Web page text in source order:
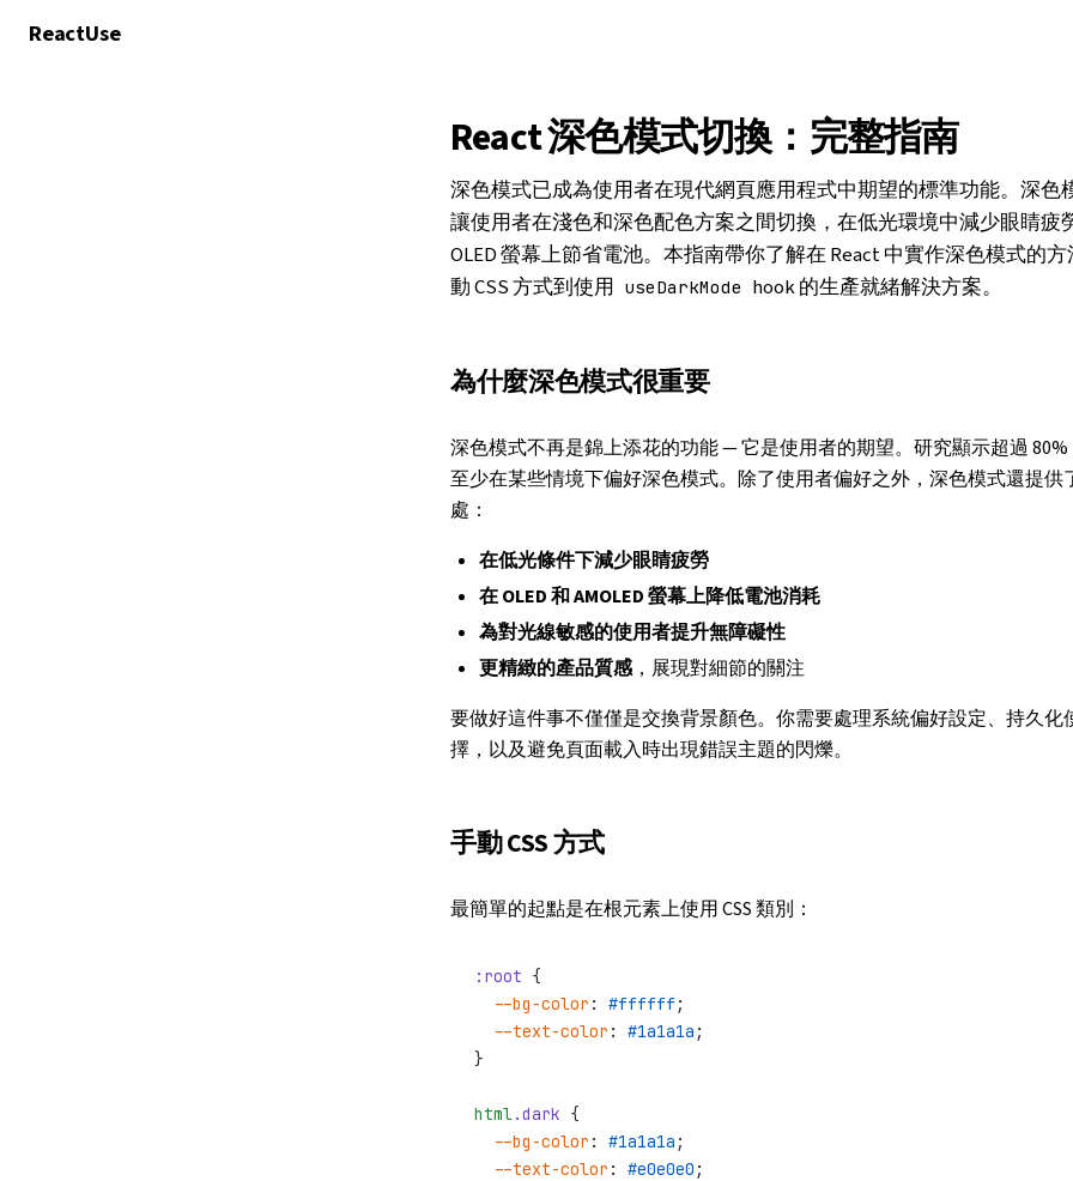
ReactUse
React 深色模式切換：完整指南
深色模式已成為使用者在現代網頁應用程式中期望的標準功能。深色
讓使用者在淺色和深色配色方案之間切換，在低光環境中減少眼睛疲
OLED 螢幕上節省電池。本指南帶你了解在 React 中實作深色模式的
動 CSS 方式到使用 useDarkMode hook 的生產就緒解決方案。
為什麼深色模式很重要
深色模式不再是錦上添花的功能 — 它是使用者的期望。研究顯示超過
至少在某些情境下偏好深色模式。除了使用者偏好之外，深色模式還提供
處：
在低光條件下減少眼睛疲勞
在 OLED 和 AMOLED 螢幕上降低電池消耗
為對光線敏感的使用者提升無障礙性
更精緻的產品質感，展現對細節的關注
要做好這件事不僅僅是交換背景顏色。你需要處理系統偏好設定、持久化
擇，以及避免頁面載入時出現錯誤主題的閃爍。
手動 CSS 方式
最簡單的起點是在根元素上使用 CSS 類別：
:root {
  --bg-color
: #ffffff ;
  --text-color
: #1a1a1a ;
}
html.dark {
  --bg-color
: #1a1a1a ;
  --text-color
: #e0e0e0 ;